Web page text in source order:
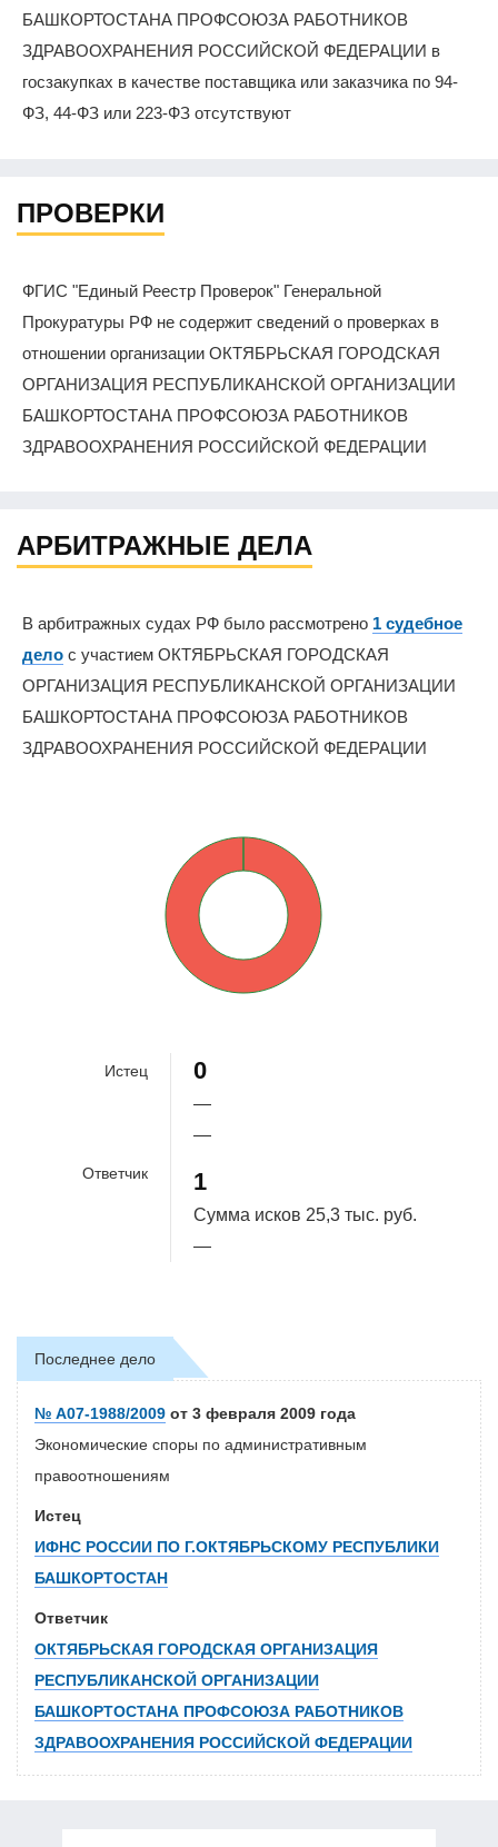
БАШКОРТОСТАНА ПРОФСОЮЗА РАБОТНИКОВ
ЗДРАВООХРАНЕНИЯ РОССИЙСКОЙ ФЕДЕРАЦИИ в
госзакупках в качестве поставщика или заказчика по 94-
ФЗ, 44-ФЗ или 223-ФЗ отсутствуют
ПРОВЕРКИ
ФГИС "Единый Реестр Проверок" Генеральной
Прокуратуры РФ не содержит сведений о проверках в
отношении организации ОКТЯБРЬСКАЯ ГОРОДСКАЯ
ОРГАНИЗАЦИЯ РЕСПУБЛИКАНСКОЙ ОРГАНИЗАЦИИ
БАШКОРТОСТАНА ПРОФСОЮЗА РАБОТНИКОВ
ЗДРАВООХРАНЕНИЯ РОССИЙСКОЙ ФЕДЕРАЦИИ
АРБИТРАЖНЫЕ ДЕЛА
В арбитражных судах РФ было рассмотрено 1 судебное
дело с участием ОКТЯБРЬСКАЯ ГОРОДСКАЯ
ОРГАНИЗАЦИЯ РЕСПУБЛИКАНСКОЙ ОРГАНИЗАЦИИ
БАШКОРТОСТАНА ПРОФСОЮЗА РАБОТНИКОВ
ЗДРАВООХРАНЕНИЯ РОССИЙСКОЙ ФЕДЕРАЦИИ
Истец
Ответчик
0
—
—
1
Сумма исков 25,3 тыс. руб.
—
Последнее дело
№ А07-1988/2009 от 3 февраля 2009 года
Экономические споры по административным
правоотношениям
Истец
ИФНС РОССИИ ПО Г.ОКТЯБРЬСКОМУ РЕСПУБЛИКИ
БАШКОРТОСТАН
Ответчик
ОКТЯБРЬСКАЯ ГОРОДСКАЯ ОРГАНИЗАЦИЯ
РЕСПУБЛИКАНСКОЙ ОРГАНИЗАЦИИ
БАШКОРТОСТАНА ПРОФСОЮЗА РАБОТНИКОВ
ЗДРАВООХРАНЕНИЯ РОССИЙСКОЙ ФЕДЕРАЦИИ